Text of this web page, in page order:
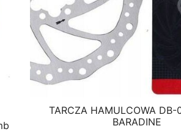
TARCZA HAMULCOWA DB-
BARADINE